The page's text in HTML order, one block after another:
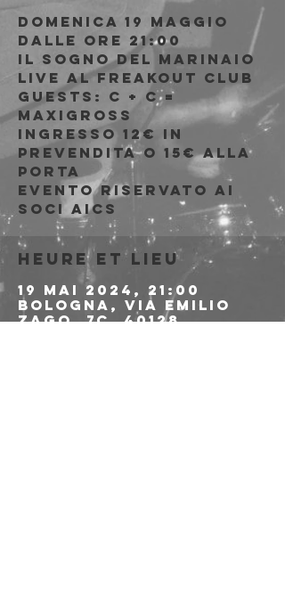
Domenica 19 Maggio
Dalle ore 21:00
Il Sogno del Marinaio
live al Freakout Club
Guests: C + C =
Maxigross
Ingresso 12€ in
prevendita o 15€ alla
porta
Evento riservato ai
soci AICS
Heure et lieu
19 mai 2024, 21:00
Bologna, Via Emilio
Zago, 7c, 40128